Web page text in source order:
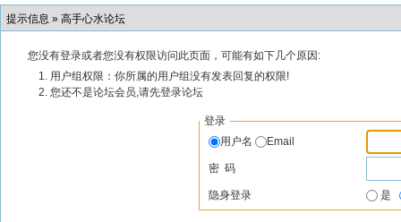
提示信息 » 高手心水论坛
您没有登录或者您没有权限访问此页面，可能有如下几个原因:
用户组权限：你所属的用户组没有发表回复的权限!
您还不是论坛会员,请先登录论坛
登录
用户名
Email
密 码
隐身登录 是